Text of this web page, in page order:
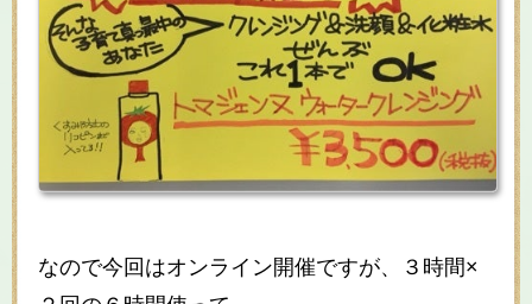
なので今回はオンライン開催ですが、３時間×